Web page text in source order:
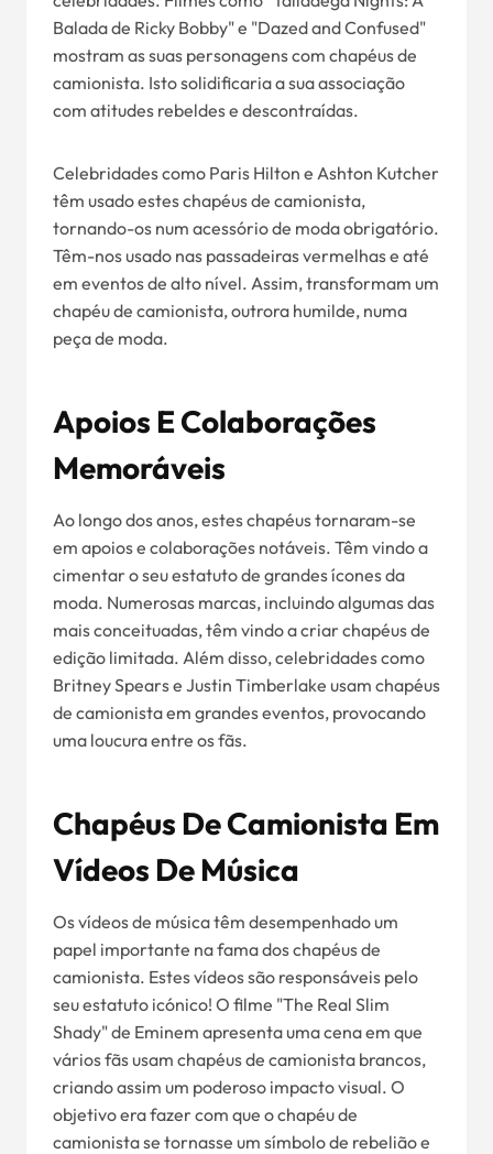
Balada de Ricky Bobby" e "Dazed and Confused"
mostram as suas personagens com chapéus de
camionista. Isto solidificaria a sua associação
com atitudes rebeldes e descontraídas.
Celebridades como Paris Hilton e Ashton Kutcher
têm usado estes chapéus de camionista,
tornando-os num acessório de moda obrigatório.
Têm-nos usado nas passadeiras vermelhas e até
em eventos de alto nível. Assim, transformam um
chapéu de camionista, outrora humilde, numa
peça de moda.
Apoios E Colaborações
Memoráveis
Ao longo dos anos, estes chapéus tornaram-se
em apoios e colaborações notáveis. Têm vindo a
cimentar o seu estatuto de grandes ícones da
moda. Numerosas marcas, incluindo algumas das
mais conceituadas, têm vindo a criar chapéus de
edição limitada. Além disso, celebridades como
Britney Spears e Justin Timberlake usam chapéus
de camionista em grandes eventos, provocando
uma loucura entre os fãs.
Chapéus De Camionista Em
Vídeos De Música
Os vídeos de música têm desempenhado um
papel importante na fama dos chapéus de
camionista. Estes vídeos são responsáveis pelo
seu estatuto icónico! O filme "The Real Slim
Shady" de Eminem apresenta uma cena em que
vários fãs usam chapéus de camionista brancos,
criando assim um poderoso impacto visual. O
objetivo era fazer com que o chapéu de
camionista se tornasse um símbolo de rebelião e